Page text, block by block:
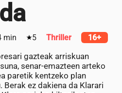
min 5 Thriller 16+
gazteak arriskuan
senar-emazteen arteko
paretik kentzeko plan
Berak ez dakiena da Klarari